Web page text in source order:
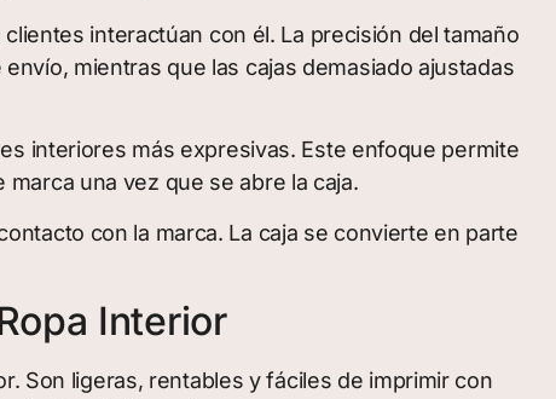
interactúan con él. La precisión del tamaño
mientras que las cajas demasiado ajustadas
interiores más expresivas. Este enfoque permite
una vez que se abre la caja.
con la marca. La caja se convierte en parte
Interior
Son ligeras, rentables y fáciles de imprimir con